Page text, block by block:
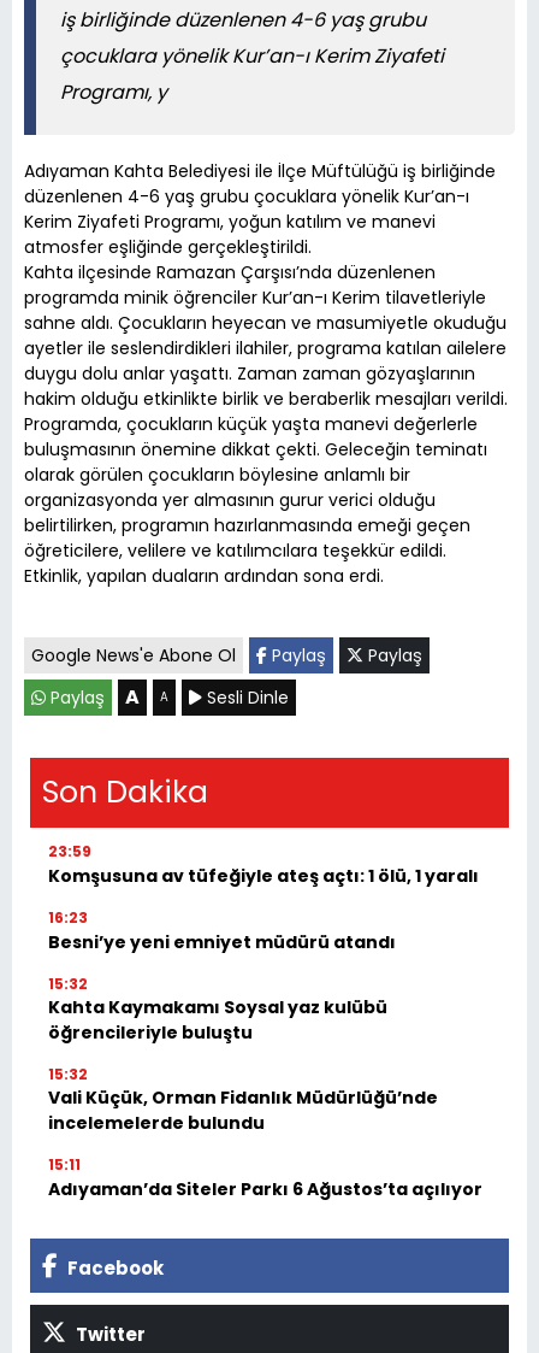
iş birliğinde düzenlenen 4-6 yaş grubu
çocuklara yönelik Kur’an-ı Kerim Ziyafeti
Programı, y
Adıyaman Kahta Belediyesi ile İlçe Müftülüğü iş birliğinde
düzenlenen 4-6 yaş grubu çocuklara yönelik Kur’an-ı
Kerim Ziyafeti Programı, yoğun katılım ve manevi
atmosfer eşliğinde gerçekleştirildi.
Kahta ilçesinde Ramazan Çarşısı’nda düzenlenen
programda minik öğrenciler Kur’an-ı Kerim tilavetleriyle
sahne aldı. Çocukların heyecan ve masumiyetle okuduğu
ayetler ile seslendirdikleri ilahiler, programa katılan ailelere
duygu dolu anlar yaşattı. Zaman zaman gözyaşlarının
hakim olduğu etkinlikte birlik ve beraberlik mesajları verildi.
Programda, çocukların küçük yaşta manevi değerlerle
buluşmasının önemine dikkat çekti. Geleceğin teminatı
olarak görülen çocukların böylesine anlamlı bir
organizasyonda yer almasının gurur verici olduğu
belirtilirken, programın hazırlanmasında emeği geçen
öğreticilere, velilere ve katılımcılara teşekkür edildi.
Etkinlik, yapılan duaların ardından sona erdi.
Google News'e Abone Ol Paylaş
Paylaş
Paylaş
A A Sesli Dinle
Son Dakika
23:59
Komşusuna av tüfeğiyle ateş açtı: 1 ölü, 1 yaralı
16:23
Besni’ye yeni emniyet müdürü atandı
15:32
Kahta Kaymakamı Soysal yaz kulübü
öğrencileriyle buluştu
15:32
Vali Küçük, Orman Fidanlık Müdürlüğü’nde
incelemelerde bulundu
15:11
Adıyaman’da Siteler Parkı 6 Ağustos’ta açılıyor
Facebook
Twitter